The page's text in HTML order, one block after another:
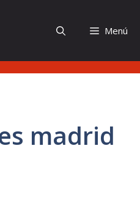
Menú
madrid